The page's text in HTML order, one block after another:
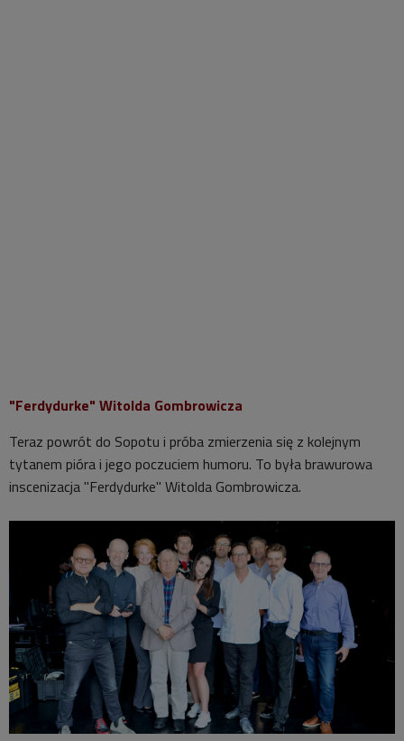
"Ferdydurke" Witolda Gombrowicza
Teraz powrót do Sopotu i próba zmierzenia się z kolejnym
tytanem pióra i jego poczuciem humoru. To była brawurowa
inscenizacja "Ferdydurke" Witolda Gombrowicza.